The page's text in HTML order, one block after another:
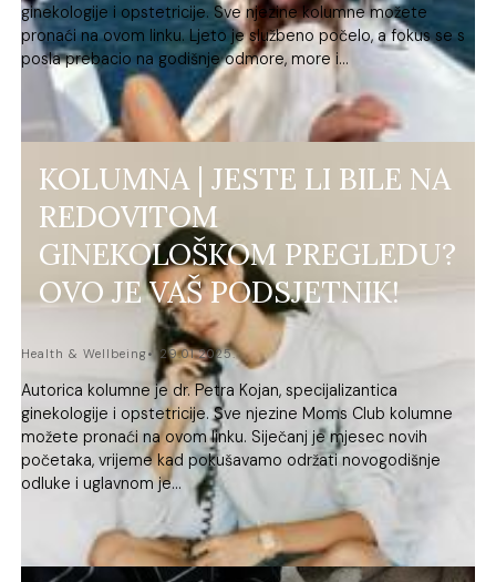
ginekologije i opstetricije. Sve njezine kolumne možete
pronaći na ovom linku. Ljeto je službeno počelo, a fokus se s
posla prebacio na godišnje odmore, more i...
KOLUMNA | JESTE LI BILE NA
REDOVITOM
GINEKOLOŠKOM PREGLEDU?
OVO JE VAŠ PODSJETNIK!
Health & Wellbeing 29.01.2025.
Autorica kolumne je dr. Petra Kojan, specijalizantica
ginekologije i opstetricije. Sve njezine Moms Club kolumne
možete pronaći na ovom linku. Siječanj je mjesec novih
početaka, vrijeme kad pokušavamo održati novogodišnje
odluke i uglavnom je...